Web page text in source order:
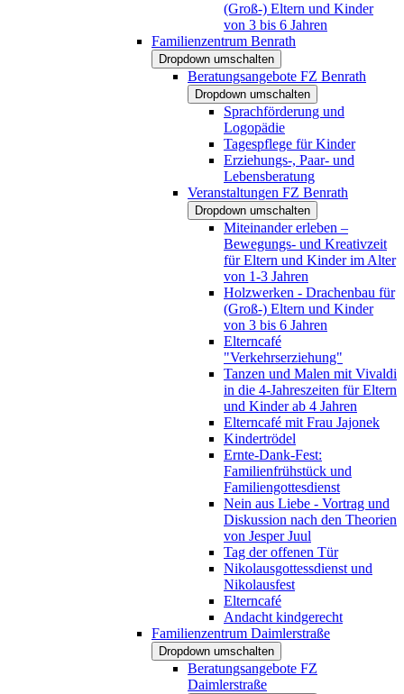
(Groß-) Eltern und Kinder
von 3 bis 6 Jahren
Familienzentrum Benrath
Dropdown umschalten
Beratungsangebote FZ Benrath
Dropdown umschalten
Sprachförderung und
Logopädie
Tagespflege für Kinder
Erziehungs-, Paar- und
Lebensberatung
Veranstaltungen FZ Benrath
Dropdown umschalten
Miteinander erleben –
Bewegungs- und Kreativzeit
für Eltern und Kinder im Alter
von 1-3 Jahren
Holzwerken - Drachenbau für
(Groß-) Eltern und Kinder
von 3 bis 6 Jahren
Elterncafé
"Verkehrserziehung"
Tanzen und Malen mit Vivaldi
in die 4-Jahreszeiten für Eltern
und Kinder ab 4 Jahren
Elterncafé mit Frau Jajonek
Kindertrödel
Ernte-Dank-Fest:
Familienfrühstück und
Familiengottesdienst
Nein aus Liebe - Vortrag und
Diskussion nach den Theorien
von Jesper Juul
Tag der offenen Tür
Nikolausgottessdienst und
Nikolausfest
Elterncafé
Andacht kindgerecht
Familienzentrum Daimlerstraße
Dropdown umschalten
Beratungsangebote FZ
Daimlerstraße